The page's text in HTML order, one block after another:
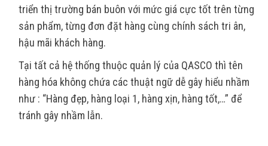
triển thị trường bán buôn với mức giá cực tốt trên từng
sản phẩm, từng đơn đặt hàng cùng chính sách tri ân,
hậu mãi khách hàng.
Tại tất cả hệ thống thuộc quản lý của QASCO thì tên
hàng hóa không chứa các thuật ngữ dễ gây hiểu nhầm
như : “Hàng đẹp, hàng loại 1, hàng xịn, hàng tốt,…” để
tránh gây nhầm lẫn.